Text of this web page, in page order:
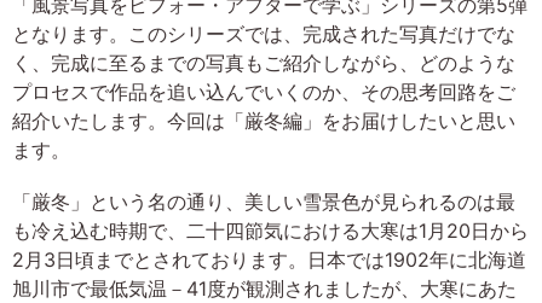
「風景写真をビフォー・アフターで学ぶ」シリーズの第5弾
となります。このシリーズでは、完成された写真だけでな
く、完成に至るまでの写真もご紹介しながら、どのような
プロセスで作品を追い込んでいくのか、その思考回路をご
紹介いたします。今回は「厳冬編」をお届けしたいと思い
ます。
「厳冬」という名の通り、美しい雪景色が見られるのは最
も冷え込む時期で、二十四節気における大寒は1月20日から
2月3日頃までとされております。日本では1902年に北海道
旭川市で最低気温－41度が観測されましたが、大寒にあた